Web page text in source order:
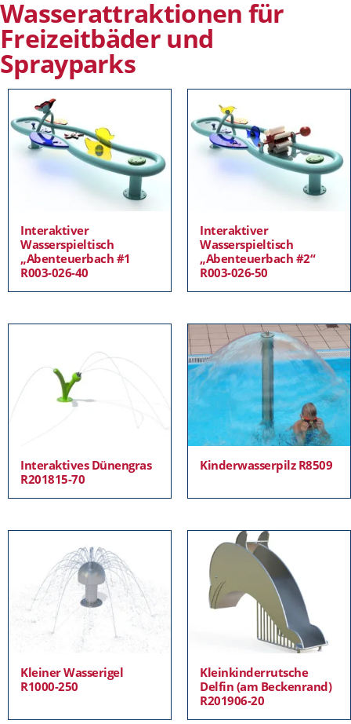
Wasserattraktionen für
Freizeitbäder und
Sprayparks
Interaktiver
Wasserspieltisch
„Abenteuerbach #1
R003-026-40
Interaktiver
Wasserspieltisch
„Abenteuerbach #2“
R003-026-50
Interaktives Dünengras
R201815-70
Kinderwasserpilz R8509
Kleiner Wasserigel
R1000-250
Kleinkinderrutsche
Delfin (am Beckenrand)
R201906-20